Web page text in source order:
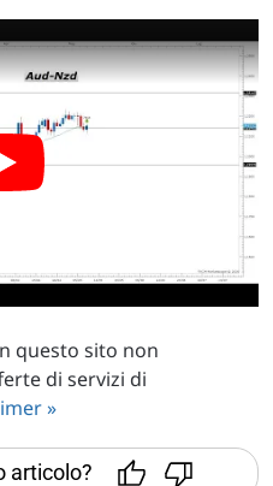
questo sito non
di servizi di
»
articolo?